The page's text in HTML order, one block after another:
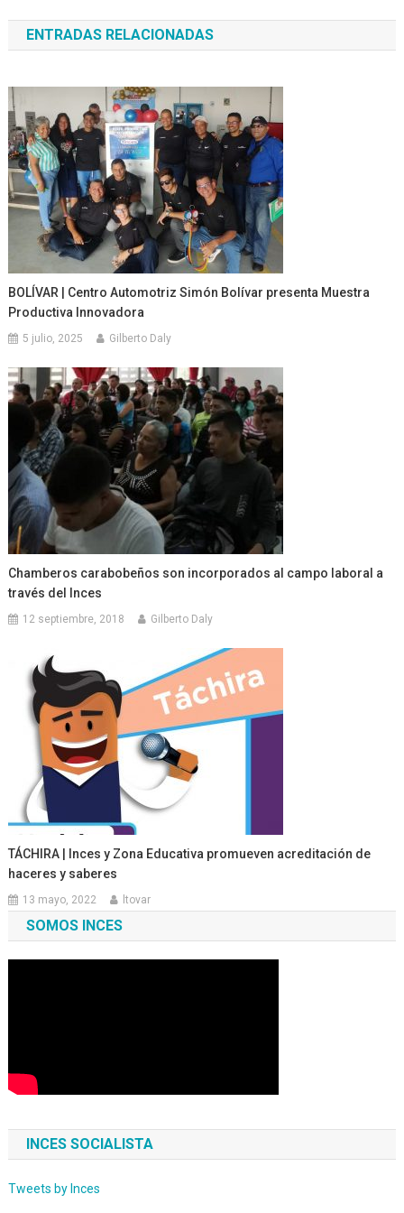
de
entradas
ENTRADAS RELACIONADAS
BOLÍVAR | Centro Automotriz Simón Bolívar presenta Muestra
Productiva Innovadora
5 julio, 2025 Gilberto Daly
Chamberos carabobeños son incorporados al campo laboral a
través del Inces
12 septiembre, 2018 Gilberto Daly
TÁCHIRA | Inces y Zona Educativa promueven acreditación de
haceres y saberes
13 mayo, 2022 ltovar
SOMOS INCES
INCES SOCIALISTA
Tweets by Inces